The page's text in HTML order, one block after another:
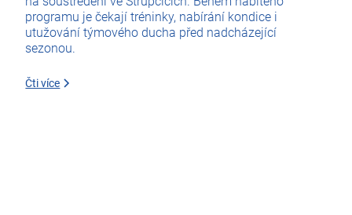
programu je čekají tréninky, nabírání kondice i
utužování týmového ducha před nadcházející
sezonou.
Čti více